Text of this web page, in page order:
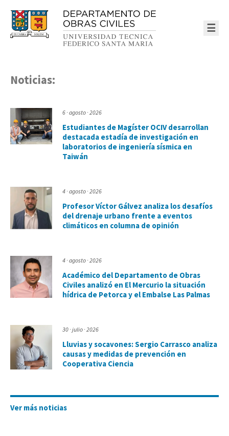
☰
Noticias:
6 · agosto · 2026
Estudiantes de Magíster OCIV desarrollan
destacada estadía de investigación en
laboratorios de ingeniería sísmica en
Taiwán
4 · agosto · 2026
Profesor Víctor Gálvez analiza los desafíos
del drenaje urbano frente a eventos
climáticos en columna de opinión
4 · agosto · 2026
Académico del Departamento de Obras
Civiles analizó en El Mercurio la situación
hídrica de Petorca y el Embalse Las Palmas
30 · julio · 2026
Lluvias y socavones: Sergio Carrasco analiza
causas y medidas de prevención en
Cooperativa Ciencia
Ver más noticias